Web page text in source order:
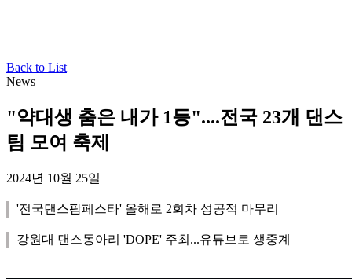
Back to List
News
"약대생 춤은 내가 1등"....전국 23개 댄스
팀 모여 축제
2024년 10월 25일
'전국댄스팜페스타' 올해로 2회차 성공적 마무리
강원대 댄스동아리 'DOPE' 주최...유튜브로 생중계